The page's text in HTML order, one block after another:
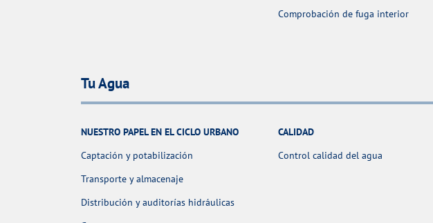
Comprobación de fuga interior
Tu Agua
NUESTRO PAPEL EN EL CICLO URBANO
Captación y potabilización
Transporte y almacenaje
Distribución y auditorías hidráulicas
CALIDAD
Control calidad del agua